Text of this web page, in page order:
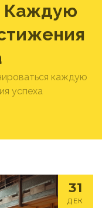
Каждую
каждую
успеха
31
ДЕК